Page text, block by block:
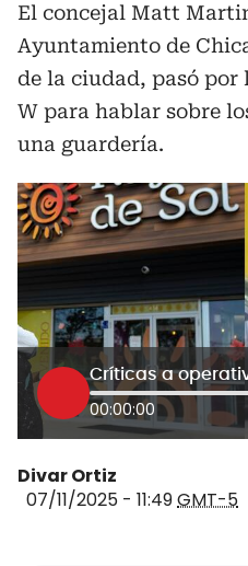
El concejal Matt
Ayuntamiento de
de la ciudad, pasó por
W para hablar sobre
una guardería.
00:00:00
Divar Ortiz
07/11/2025 - 11:49GMT-5